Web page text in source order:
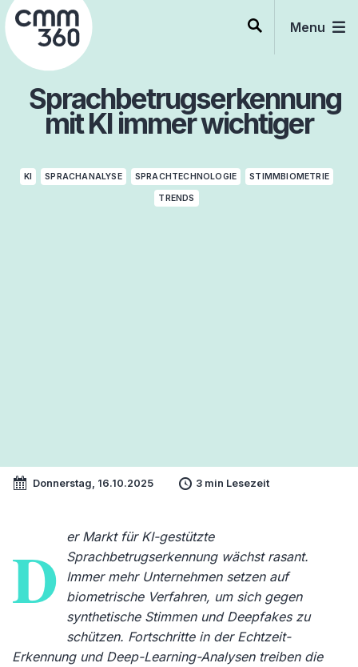
Skip
to
content
Menu
Sprachbetrugserkennung
mit KI immer wichtiger
KI SPRACHANALYSE SPRACHTECHNOLOGIE STIMMBIOMETRIE
TRENDS
Donnerstag, 16.10.2025 3 min Lesezeit
D
er Markt für KI-gestützte
Sprachbetrugserkennung wächst rasant.
Immer mehr Unternehmen setzen auf
biometrische Verfahren, um sich gegen
synthetische Stimmen und Deepfakes zu
schützen. Fortschritte in der Echtzeit-
Erkennung und Deep-Learning-Analysen treiben die